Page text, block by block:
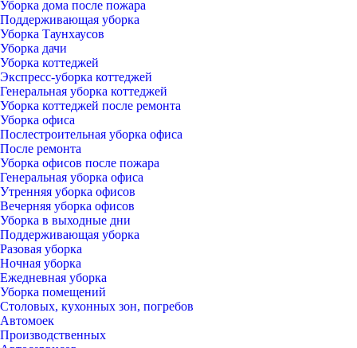
Уборка дома после пожара
Поддерживающая уборка
Уборка Таунхаусов
Уборка дачи
Уборка коттеджей
Экспресс-уборка коттеджей
Генеральная уборка коттеджей
Уборка коттеджей после ремонта
Уборка офиса
Послестроительная уборка офиса
После ремонта
Уборка офисов после пожара
Генеральная уборка офиса
Утренняя уборка офисов
Вечерняя уборка офисов
Уборка в выходные дни
Поддерживающая уборка
Разовая уборка
Ночная уборка
Ежедневная уборка
Уборка помещений
Столовых, кухонных зон, погребов
Автомоек
Производственных